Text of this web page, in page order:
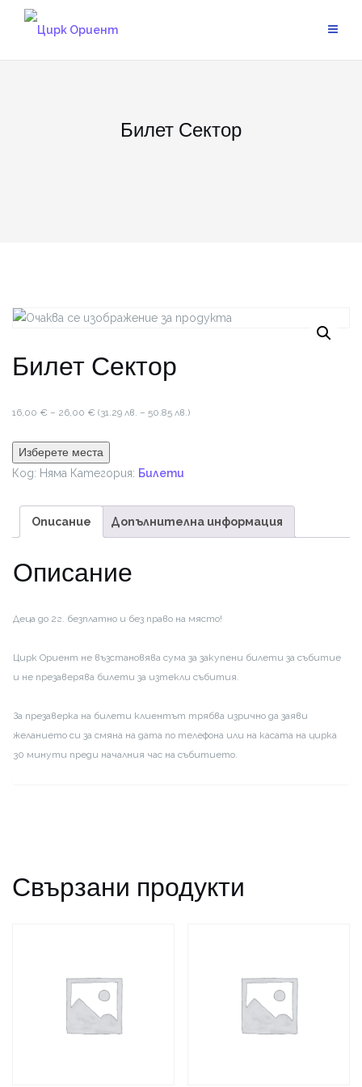
Билет Сектор
Билет Сектор
16,00 € – 26,00 € Price
16,00 €
through
(31.29 лв. – 50.85 лв.)
Изберете места
Код: Няма Категория: Билети
Описание Допълнителна информация
Описание
Деца до 2г. безплатно и без право на място!
Цирк Ориент не възстановява сума за закупени билети за събитие
и не презаверява билети за изтекли събития.
За презаверка на билети клиентът трябва изрично да заяви
желанието си за смяна на дата по телефона или на касата на цирка
30 минути преди началния час на събитието.
Свързани продукти